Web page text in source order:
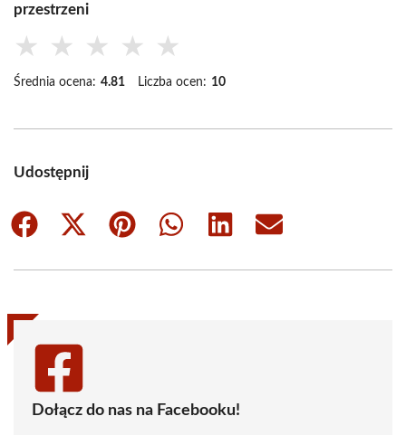
przestrzeni
★ ★ ★ ★ ★
Średnia ocena: 4.81 Liczba ocen: 10
Udostępnij
Share
Share
(Twitter)
Share
Share
Share
Share
Dołącz do nas na Facebooku!